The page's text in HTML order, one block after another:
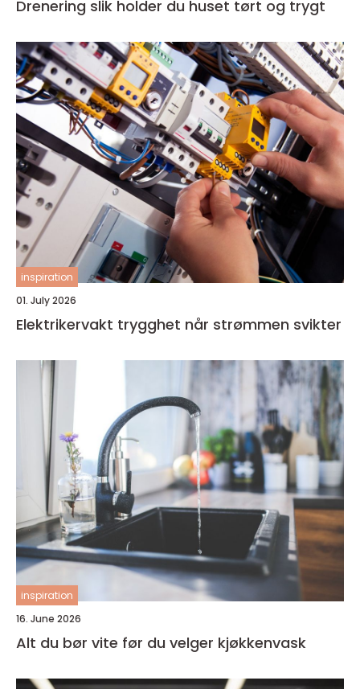
Drenering slik holder du huset tørt og trygt
inspiration
01. July 2026
Elektrikervakt trygghet når strømmen svikter
inspiration
16. June 2026
Alt du bør vite før du velger kjøkkenvask